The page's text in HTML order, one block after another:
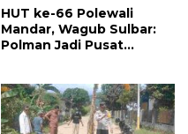
HUT ke-66 Polewali
Mandar, Wagub Sulbar:
Polman Jadi Pusat
Sulbar